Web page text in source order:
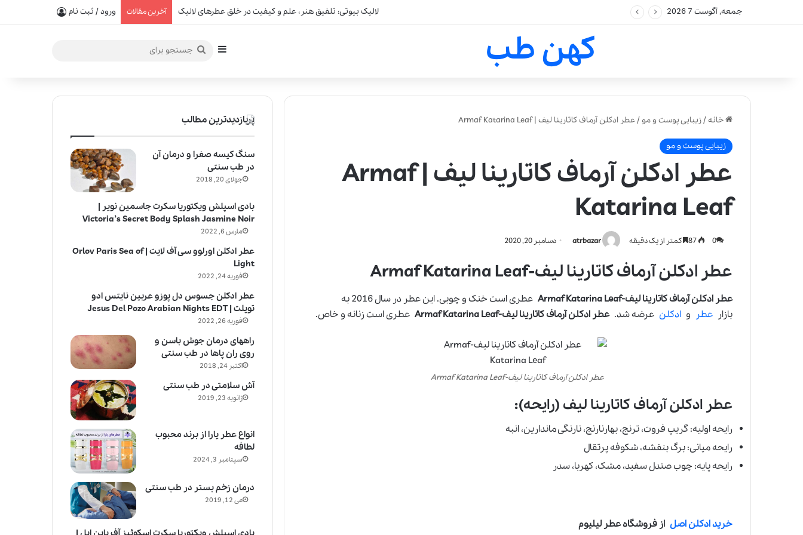
جمعه, آگوست 7 2026 آخرین مقالات لالیک بیوتی: تلفیق هنر، علم و کیفیت در خلق عطرهای لالیک ورود / ثبت نام
کهن طب سایدبارجستجو
خانه/زیبایی پوست و مو /عطر ادکلن آرماف کاتارینا لیف | Armaf Katarina Leaf
زیبایی پوست و مو
عطر ادکلن آرماف کاتارینا لیف | Armaf
Katarina Leaf
atrbazar دسامبر 20, 2020 0 کمتر از یک دقیقه
عطر ادکلن آرماف کاتارینا لیف-Armaf Katarina Leaf
عطر ادکلن آرماف کاتارینا لیف-Armaf Katarina Leaf
عطری است خنک و چوبی. این عطر در سال 2016 به
بازار عطر و ادکلن عرضه شد.عطر ادکلن آرماف کاتارینا لیف-Armaf Katarina Leaf عطری است زنانه و خاص.
عطر ادکلن آرماف کاتارینا لیف-Armaf Katarina Leaf
عطر ادکلن آرماف کاتارینا لیف (رایحه):
رایحه اولیه: گریپ فروت، ترنج، بهارنارنج، نارنگی ماندارین، انبه
رایحه میانی: برگ بنفشه، شکوفه پرتقال
رایحه پایه: چوب صندل سفید، مشک، کهربا، سدر
خرید ادکلن اصل از فروشگاه عطر لیلیوم
پربازدیدترین مطالب
سنگ کیسه صفرا و درمان آن
در طب سنتی
جولای 20, 2018
بادی اسپلش ویکتوریا سکرت جاسمین نویر |
Victoria’s Secret Body Splash Jasmine Noir
مارس 6, 2022
عطر ادکلن اورلوو سی آف لایت | Orlov Paris Sea of
Light
فوریه 24, 2022
عطر ادکلن جسوس دل پوزو عربین نایتس ادو
تویلت | Jesus Del Pozo Arabian Nights EDT
فوریه 26, 2022
راههای درمان جوش باسن و
روی ران پاها در طب سنتی
اکتبر 24, 2018
آش سلامتی در طب سنتی
ژانویه 23, 2019
انواع عطر یارا از برند محبوب
لطافه
سپتامبر 3, 2024
درمان زخم بستر در طب سنتی
می 12, 2019